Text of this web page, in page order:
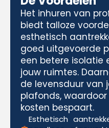
Het inhuren van
biedt talloze
esthetisch
goed uitgevoerde
een betere isolatie
jouw ruimtes.
de levensduur van
plafonds,
kosten bespaart.
Esthetisch